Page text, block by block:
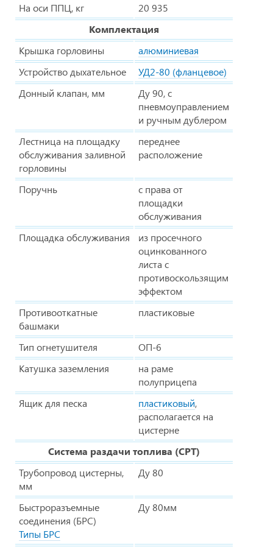
На оси ППЦ, кг
20 935
Комплектация
Крышка горловины
алюминиевая
Устройство дыхательное
УД2-80 (фланцевое)
Донный клапан, мм
Ду 90, с
пневмоуправлением
и ручным дублером
Лестница на площадку
обслуживания заливной
горловины
переднее
расположение
Поручнь
с права от
площадки
обслуживания
Площадка обслуживания
из просечного
оцинкованного
листа с
противоскользящим
эффектом
Противооткатные
башмаки
пластиковые
Тип огнетушителя
ОП-6
Катушка заземления
на раме
полуприцепа
Ящик для песка
пластиковый,
располагается на
цистерне
Система раздачи топлива (СРТ)
Трубопровод цистерны,
мм
Ду 80
Быстроразъемные
соединения (БРС)
Типы БРС
Ду 80мм